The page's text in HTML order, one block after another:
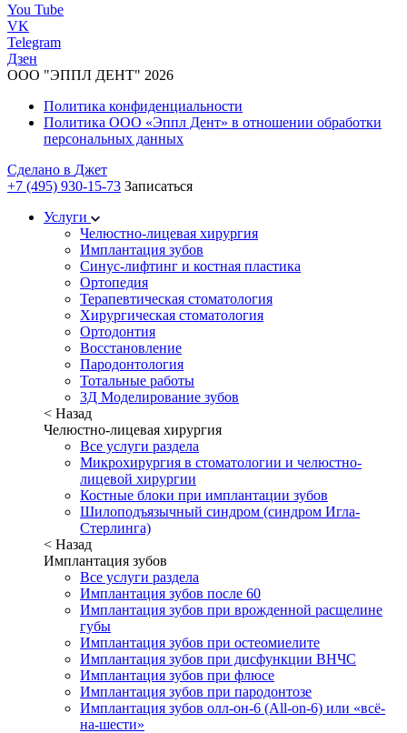
You Tube
VK
Telegram
Дзен
ООО "ЭППЛ ДЕНТ" 2026
Политика конфиденциальности
Политика ООО «Эппл Дент» в отношении обработки
персональных данных
Сделано в Джет
+7 (495) 930-15-73 Записаться
Услуги
Челюстно-лицевая хирургия
Имплантация зубов
Синус-лифтинг и костная пластика
Ортопедия
Терапевтическая стоматология
Хирургическая стоматология
Ортодонтия
Восстановление
Пародонтология
Тотальные работы
3Д Моделирование зубов
< Назад
Челюстно-лицевая хирургия
Все услуги раздела
Микрохирургия в стоматологии и челюстно-
лицевой хирургии
Костные блоки при имплантации зубов
Шилоподъязычный синдром (синдром Игла-
Стерлинга)
< Назад
Имплантация зубов
Все услуги раздела
Имплантация зубов после 60
Имплантация зубов при врожденной расщелине
губы
Имплантация зубов при остеомиелите
Имплантация зубов при дисфункции ВНЧС
Имплантация зубов при флюсе
Имплантация зубов при пародонтозе
Имплантация зубов олл-он-6 (All-on-6) или «всё-
на-шести»